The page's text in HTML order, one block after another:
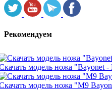
Рекомендуем
модель ножа "Bayonet -
модель ножа "M9